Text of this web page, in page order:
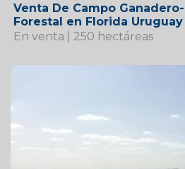
Venta De Campo Ganadero-
Forestal en Florida Uruguay
En venta | 250 hectáreas